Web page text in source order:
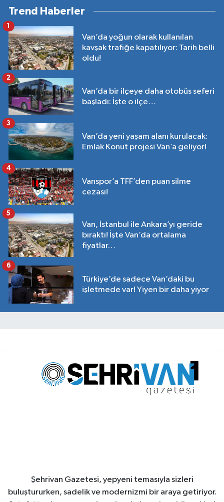
Trend Haberler
Van’da yoğun olarak kullanılan
kavşak trafiğe kapatılıyor: Tarih belli
oldu!
1
Van’da bir ilçeye daha otobüs seferi
başladı: İşte o ilçe…
2
Van’da yeni yaşam alanı kurulacak:
Emlak Konut projesi Van’a geliyor!
3
Vanspor’a TFF’den puan silme
cezası!
4
Van, İstanbul ile Ankara’yı geride
bıraktı! İşte Van’da ortalama
fiyatlar…
5
Türkiye’de sadece Van’daki bu
işletmede var! Yiyen bir daha yiyor
6
Şehrivan Gazetesi, yepyeni temasıyla sizleri
buluştururken, sadelik ve modernizmi bir araya getiriyor.